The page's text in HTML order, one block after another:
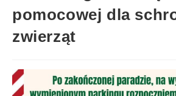
pomocowej dla
zwierząt